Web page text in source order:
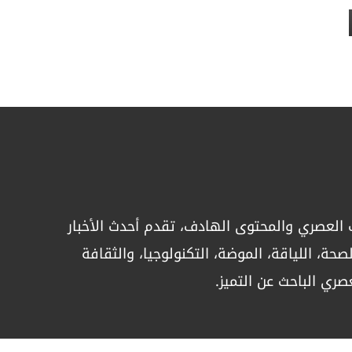
والمحتوى الهادف، تقدم أحدث الأخبار
اللياقة، الموضة، التكنولوجيا، والثقافة
الباحث عن التميز.